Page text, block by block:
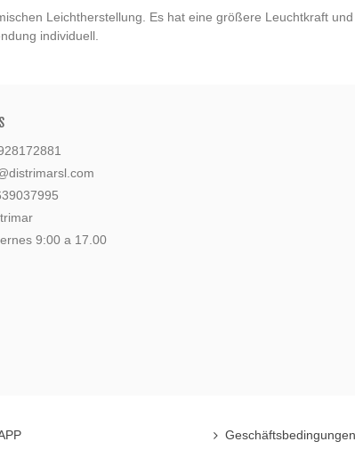
Leichtherstellung. Es hat eine größere Leuchtkraft
individuell.
9:00 a 17.00
Geschäftsbedingungen